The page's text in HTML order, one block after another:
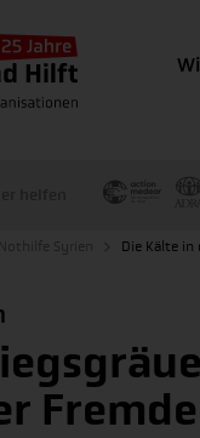
Die Kälte in
Fremde